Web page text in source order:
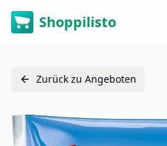
Shoppilisto
Zurück zu Angeboten